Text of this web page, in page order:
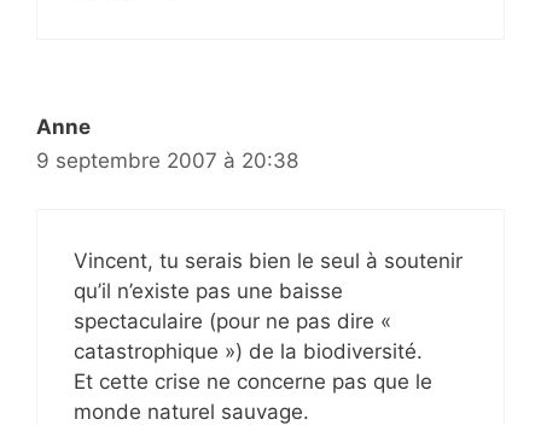
Anne
9 septembre 2007 à 20:38
Vincent, tu serais bien le seul à soutenir
qu’il n’existe pas une baisse
spectaculaire (pour ne pas dire «
catastrophique ») de la biodiversité.
Et cette crise ne concerne pas que le
monde naturel sauvage.